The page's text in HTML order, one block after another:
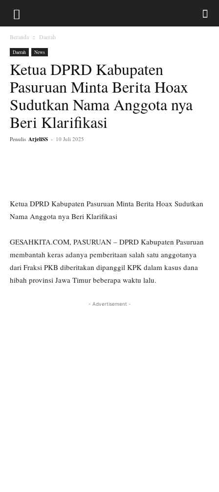
Beranda Daerah
Daerah News
Ketua DPRD Kabupaten
Pasuruan Minta Berita Hoax
Sudutkan Nama Anggota nya
Beri Klarifikasi
Penulis ArjeliSS - 10 Juli 2025
Ketua DPRD Kabupaten Pasuruan Minta Berita Hoax Sudutkan
Nama Anggota nya Beri Klarifikasi
GESAHKITA.COM, PASURUAN – DPRD Kabupaten Pasuruan
membantah keras adanya pemberitaan salah satu anggotanya
dari Fraksi PKB diberitakan dipanggil KPK dalam kasus dana
hibah provinsi Jawa Timur beberapa waktu lalu.
- Advertisement -